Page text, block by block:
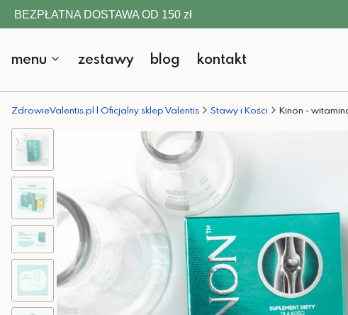
BEZPŁATNA DOSTAWA OD 150 zł
menu zestawy blog kontakt
ZdrowieValentis.pl | Oficjalny sklep Valentis Stawy i Kości Kinon -